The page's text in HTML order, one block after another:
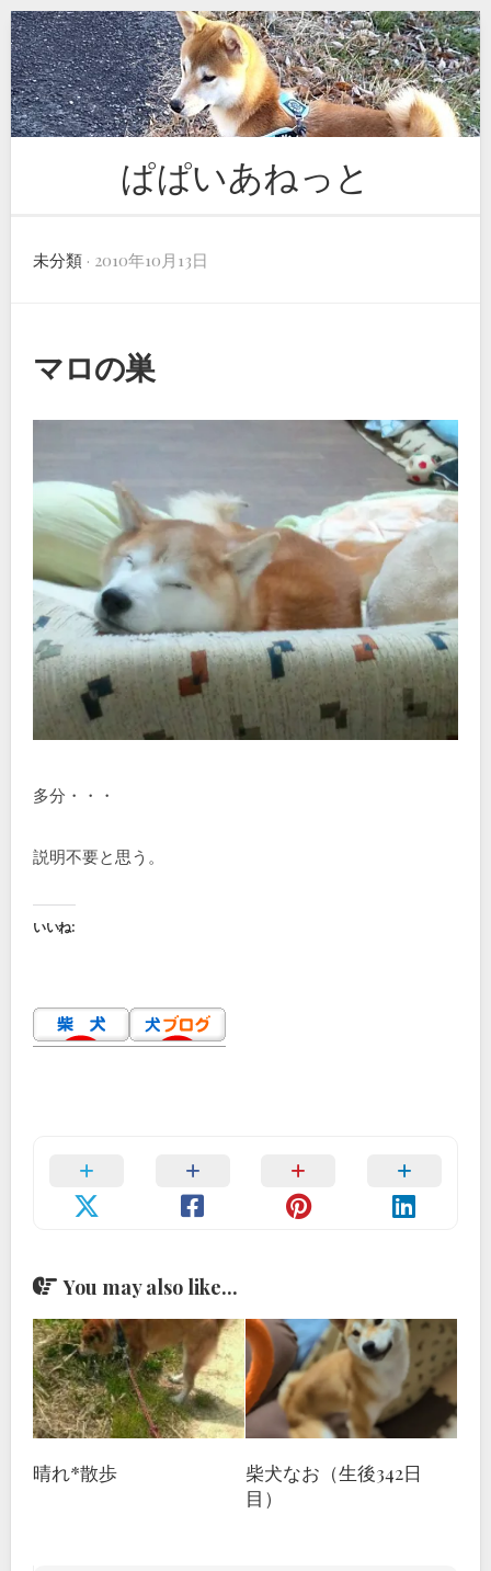
Skip
to
content
ぱぱいあねっと
未分類 · 2010年10月13日
マロの巣
多分・・・
説明不要と思う。
いいね:
You may also like...
晴れ*散歩
柴犬なお（生後342日
目）